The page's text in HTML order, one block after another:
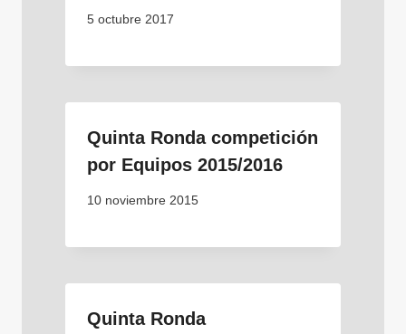
5 octubre 2017
Quinta Ronda competición
por Equipos 2015/2016
10 noviembre 2015
Quinta Ronda